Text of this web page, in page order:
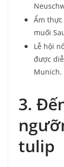
Ẩm thực
muối
Lễ hội
được
Munich.
3.
tulip